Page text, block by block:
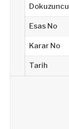
Esas No
Karar No
Tarih